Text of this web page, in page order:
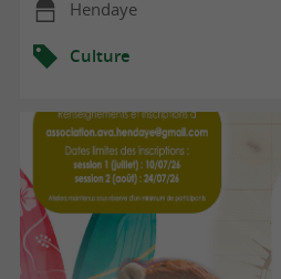
Hendaye
Culture